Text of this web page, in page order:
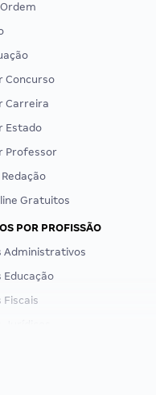
Concurso
Carreira
Estado
Professor
Gratuitos
POR PROFISSÃO
Administrativos
Educação
Fiscais